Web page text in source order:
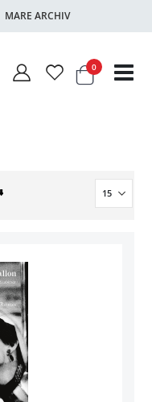
MARE ARCHIV
Warenkorb
0Artikel
In